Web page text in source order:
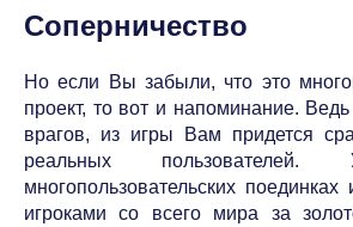
Соперничество
Но если Вы забыли, что это
проект, то вот и напоминание.
врагов, из игры Вам придется
реальных пользователей.
многопользовательских
игроками со всего мира за